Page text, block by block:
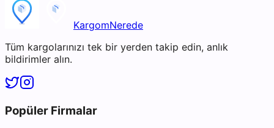
KargomNerede
Tüm kargolarınızı tek bir yerden takip edin, anlık
bildirimler alın.
Popüler Firmalar